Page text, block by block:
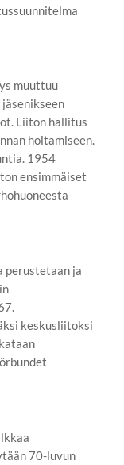
muuttuu
Liiton hallitus
hoitamiseen.
1954
ensimmäiset
perustetaan ja
keskusliitoksi
70-luvun